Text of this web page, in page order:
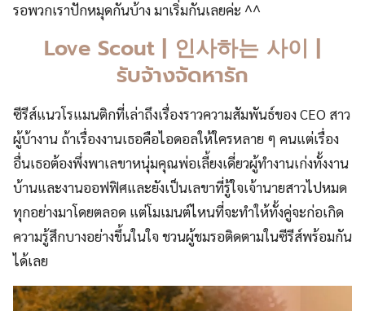
รอพวกเราปักหมุดกันบ้าง มาเริ่มกันเลยค่ะ ^^
Love Scout | 인사하는 사이 |
รับจ้างจัดหารัก
ซีรีส์แนวโรแมนติกที่เล่าถึงเรื่องราวความสัมพันธ์ของ CEO สาว
ผู้บ้างาน ถ้าเรื่องงานเธอคือไอดอลให้ใครหลาย ๆ คนแต่เรื่อง
อื่นเธอต้องพึ่งพาเลขาหนุ่มคุณพ่อเลี้ยงเดี่ยวผู้ทำงานเก่งทั้งงาน
บ้านและงานออฟฟิศและยังเป็นเลขาที่รู้ใจเจ้านายสาวไปหมด
ทุกอย่างมาโดยตลอด แต่โมเมนต์ไหนที่จะทำให้ทั้งคู่จะก่อเกิด
ความรู้สึกบางอย่างขึ้นในใจ ชวนผู้ชมรอติดตามในซีรีส์พร้อมกัน
ได้เลย